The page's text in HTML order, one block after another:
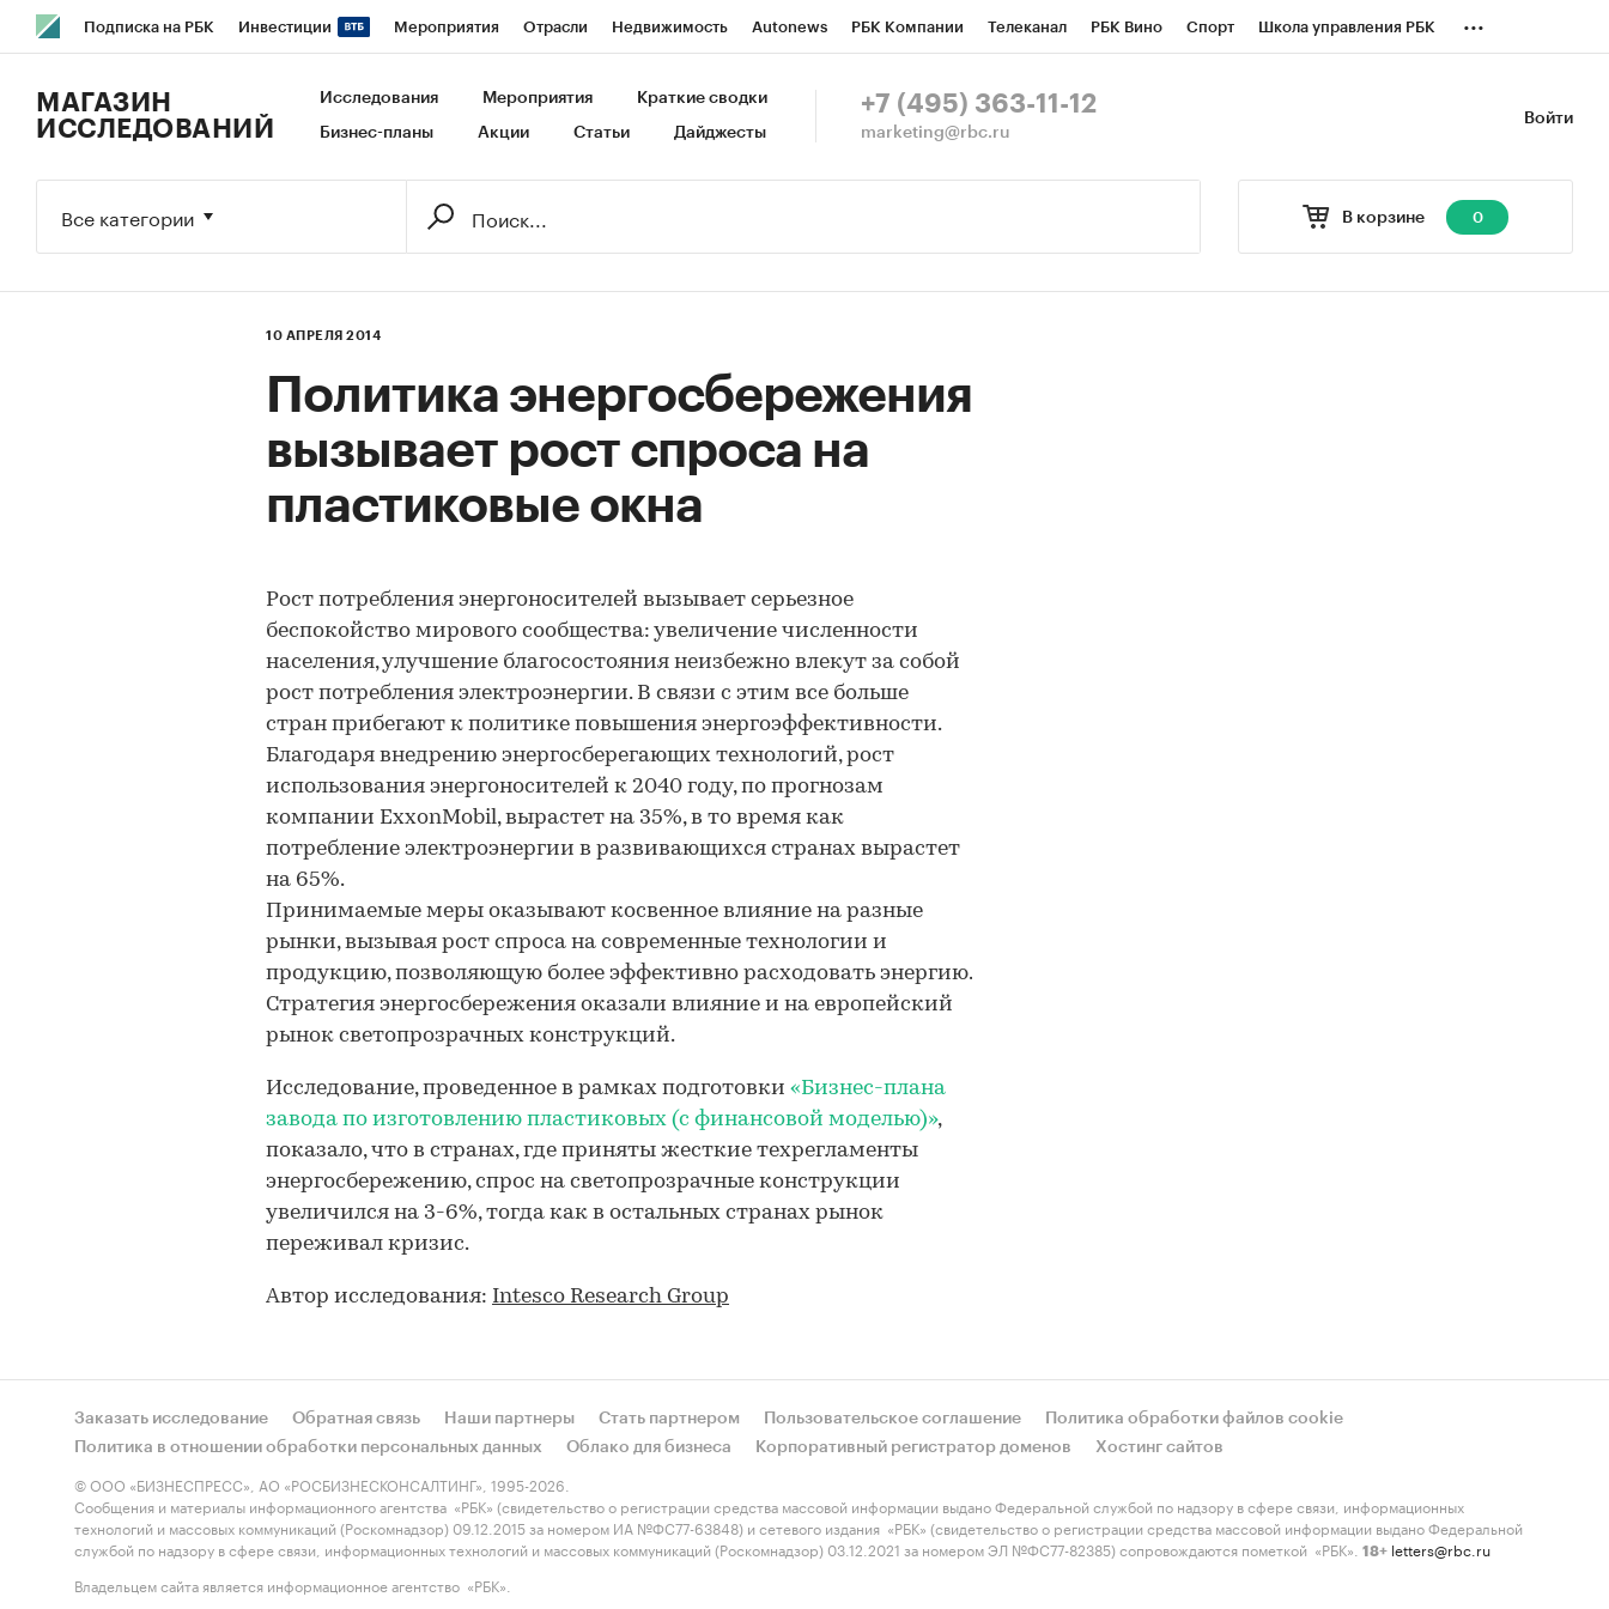
Подписка на РБК Инвестиции Мероприятия Отрасли Недвижимость Autonews РБК Компании Телеканал РБК Вино Спорт Школа управления РБК
Исследования Кредитные рейтинги Франшизы Газета Спецпроекты СПб Конференции СПб Спецпроекты
...
Войти
МАГАЗИН
ИССЛЕДОВАНИЙ
Исследования Мероприятия Краткие сводки
Бизнес-планы Акции Статьи Дайджесты
+7 (495) 363-11-12
marketing@rbc.ru
В корзине 0
Все категории
10 АПРЕЛЯ 2014
Политика энергосбережения
вызывает рост спроса на
пластиковые окна
Рост потребления энергоносителей вызывает серьезное
беспокойство мирового сообщества: увеличение численности
населения, улучшение благосостояния неизбежно влекут за собой
рост потребления электроэнергии. В связи с этим все больше
стран прибегают к политике повышения энергоэффективности.
Благодаря внедрению энергосберегающих технологий, рост
использования энергоносителей к 2040 году, по прогнозам
компании ExxonMobil, вырастет на 35%, в то время как
потребление электроэнергии в развивающихся странах вырастет
на 65%.
Принимаемые меры оказывают косвенное влияние на разные
рынки, вызывая рост спроса на современные технологии и
продукцию, позволяющую более эффективно расходовать энергию.
Стратегия энергосбережения оказали влияние и на европейский
рынок светопрозрачных конструкций.
Исследование, проведенное в рамках подготовки «Бизнес-плана
завода по изготовлению пластиковых (с финансовой моделью)»,
показало, что в странах, где приняты жесткие техрегламенты
энергосбережению, спрос на светопрозрачные конструкции
увеличился на 3-6%, тогда как в остальных странах рынок
переживал кризис.
Автор исследования: Intesco Research Group
Заказать исследование Обратная связь Наши партнеры Стать партнером Пользовательское соглашение
Политика обработки файлов cookie
Политика в отношении обработки персональных данных
Облако для бизнеса Корпоративный регистратор доменов Хостинг сайтов
© ООО «БИЗНЕСПРЕСС», АО «РОСБИЗНЕСКОНСАЛТИНГ», 1995-2026.
Сообщения и материалы информационного агентства «РБК» (свидетельство о регистрации средства массовой информации выдано Федеральной службой по надзору в сфере связи, информационных
технологий и массовых коммуникаций (Роскомнадзор) 09.12.2015 за номером ИА №ФС77-63848) и сетевого издания «РБК» (свидетельство о регистрации средства массовой информации выдано Федеральной
службой по надзору в сфере связи, информационных технологий и массовых коммуникаций (Роскомнадзор) 03.12.2021 за номером ЭЛ №ФС77-82385) сопровождаются пометкой «РБК».
18+ letters@rbc.ru
Владельцем сайта является информационное агентство «РБК».